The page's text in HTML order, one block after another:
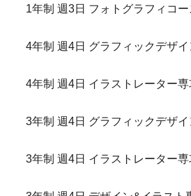
1年制 週3日 フォトグラフィコー
4年制 週4日 グラフィックデザ
4年制 週4日 イラストレーター専
3年制 週4日 グラフィックデザ
3年制 週4日 イラストレーター専